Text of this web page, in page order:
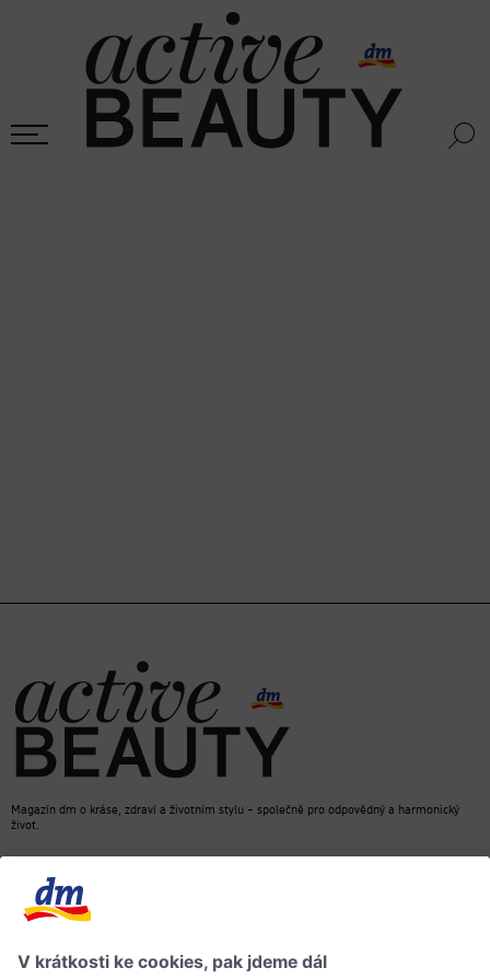
Magazín dm o kráse, zdraví a životním stylu – společně pro odpovědný a harmonický
život.